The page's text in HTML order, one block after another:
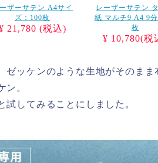
ザーサテン A4サイ
ズ：100枚
21,780 (税込)
レーザーサテン
紙 マルチ9 A4 9
枚
¥ 10,780(税
ゼッケンのような生地がそのま
ン。
してみることにしました。